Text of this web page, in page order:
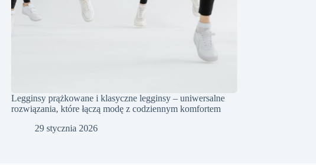
Legginsy prążkowane i klasyczne legginsy – uniwersalne
rozwiązania, które łączą modę z codziennym komfortem
29 stycznia 2026